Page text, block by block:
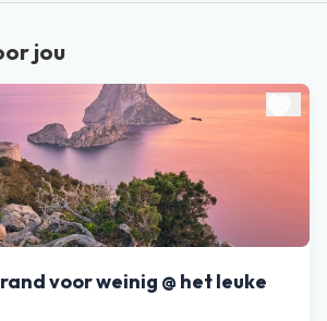
jou
voor weinig @ het leuke